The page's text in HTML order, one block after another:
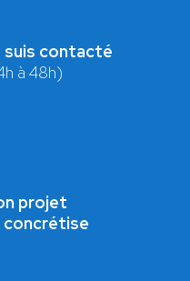
suis contacté
à 48h)
projet
concrétise